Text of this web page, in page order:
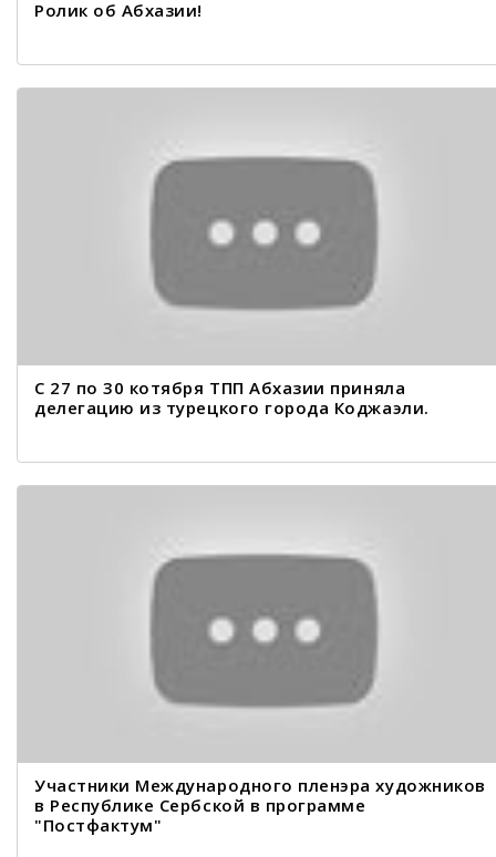
Ролик об Абхазии!
С 27 по 30 котября ТПП Абхазии приняла
делегацию из турецкого города Коджаэли.
Участники Международного пленэра художников
в Республике Сербской в программе
"Постфактум"